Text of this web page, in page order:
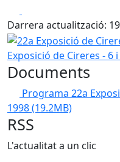
Darrera actualització:
22a Exposició de
Exposició de Cireres - 6
Documents
Programa 22a
1998(19.2MB)
RSS
L'actualitat a un clic